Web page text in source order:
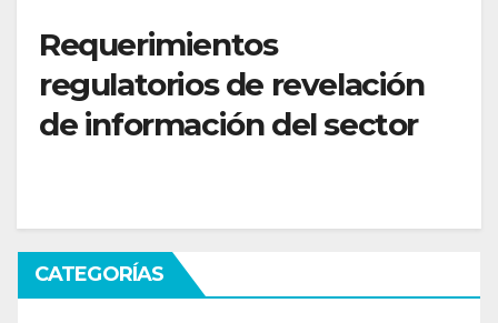
Requerimientos
regulatorios de revelación
de información del sector
CATEGORÍAS